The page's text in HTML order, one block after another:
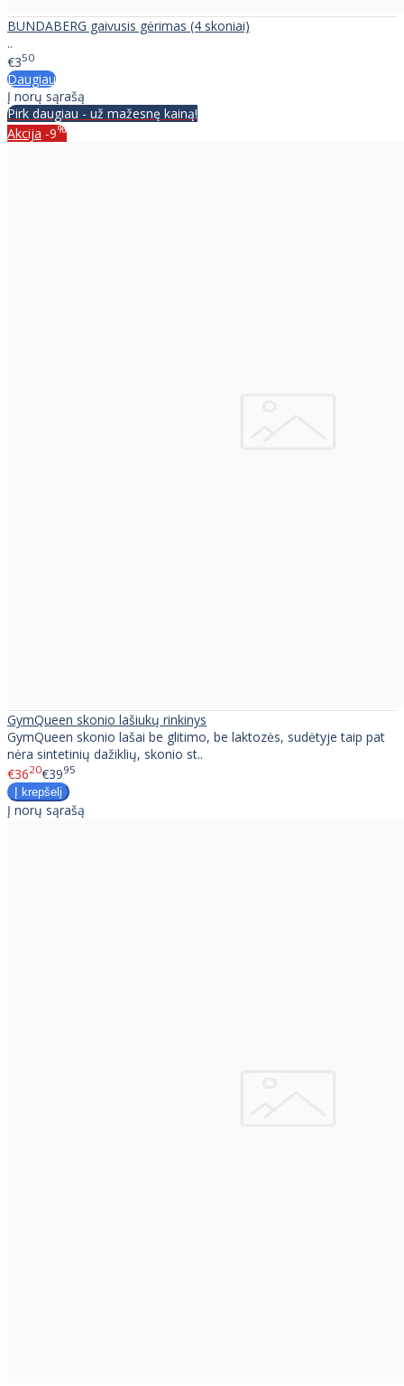
BUNDABERG gaivusis gėrimas (4 skoniai)
..
€350
Daugiau
Į norų sąrašą
Pirk daugiau - už mažesnę kainą!
Akcija -9%
GymQueen skonio lašiukų rinkinys
GymQueen skonio lašai be glitimo, be laktozės, sudėtyje taip pat
nėra sintetinių dažiklių, skonio st..
€3620€3995
Į norų sąrašą